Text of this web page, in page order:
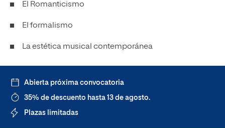
El Romanticismo
El formalismo
La estética musical contemporánea
Abierta próxima convocatoria
35% de descuento hasta 13 de agosto.
Plazas limitadas